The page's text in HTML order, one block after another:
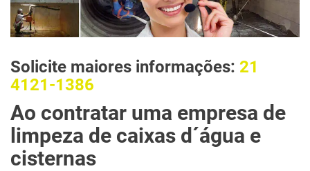
Solicite maiores informações: 21
4121-1386
Ao contratar uma empresa de
limpeza de caixas d´água e
cisternas